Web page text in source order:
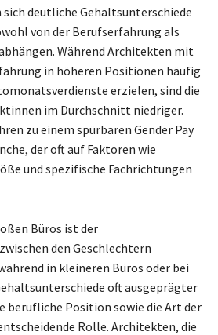
deutliche Gehaltsunterschiede
von der Berufserfahrung als
Während Architekten mit
in höheren Positionen häufig
erzielen, sind die
im Durchschnitt niedriger.
zu einem spürbaren Gender Pay
der oft auf Faktoren wie
und spezifische Fachrichtungen
Büros ist der
den Geschlechtern
in kleineren Büros oder bei
oft ausgeprägter
berufliche Position sowie die Art der
Rolle. Architekten, die